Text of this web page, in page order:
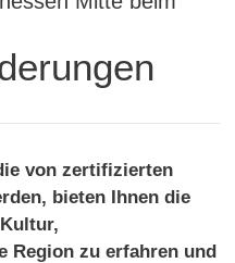
von zertifizierten
bieten Ihnen die
Region zu erfahren und